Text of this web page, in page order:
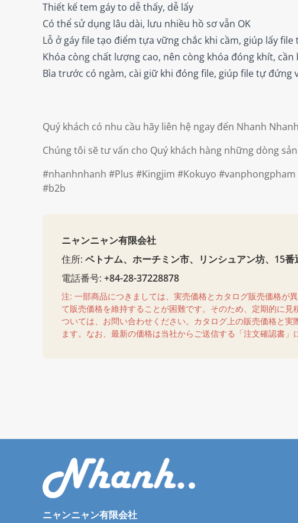
Thiết kế tem gáy to dễ thấy, dễ lấy
Có thể sử dụng lâu dài, lưu nhiều hồ sơ vẫn OK
Lỗ ở gáy file tạo điểm tựa vững chắc khi cầm, giúp lấy file
Khóa còng chất lượng cao, nên còng khóa đóng khít, cần
Bìa trước có ngàm, cài giữ khi đóng file, giúp file tự đứng
Quý khách có nhu cầu hãy liên hệ ngay đến Nhanh
Chúng tôi sẽ tư vấn cho Quý khách hàng những dòng
#nhanhnhanh #Plus #Kingjim #Kokuyo #vanphongpham
#b2b
ニャンニャン有限会社
住所: ベトナム、ホーチミン市、リンシュアン坊、15番
電話番号: +84-28-37228878
注: 一部商品につきましては、実売価格とカタログ販売価格が
て販売価格を維持することが困難です。そのため、定期的に
ついては、お問い合わせください。カタログ上の販売価格と
ます。なお、最新の価格は当社からご送信する「注文確認書」
ニャンニャン有限会社